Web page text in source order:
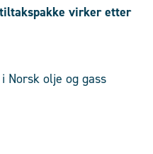
virker etter
Norsk olje og gass